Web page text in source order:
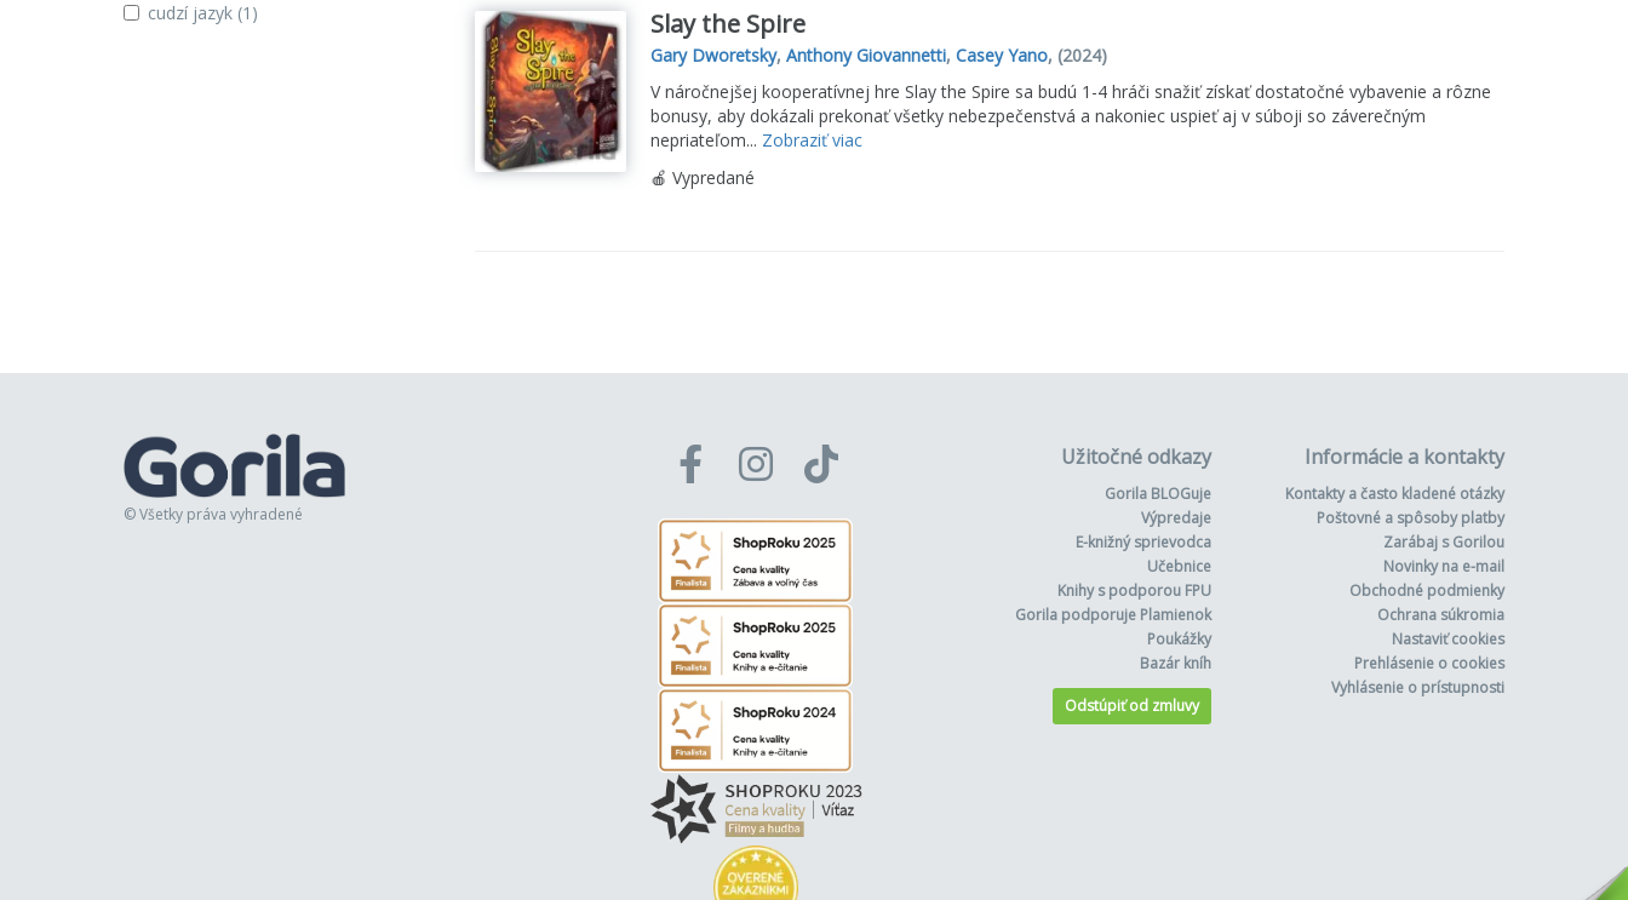
cudzí jazyk (1) Slay the Spire
Gary Dworetsky, Anthony Giovannetti, Casey Yano, (2024)
V náročnejšej kooperatívnej hre Slay the Spire sa budú 1-4 hráči snažiť získať dostatočné vybavenie a rôzne
bonusy, aby dokázali prekonať všetky nebezpečenstvá a nakoniec uspieť aj v súboji so záverečným
nepriateľom... Zobraziť viac
🍎 Vypredané
© Všetky práva vyhradené
Užitočné odkazy
Gorila BLOGuje
Výpredaje
E-knižný sprievodca
Učebnice
Knihy s podporou FPU
Gorila podporuje Plamienok
Poukážky
Bazár kníh
Odstúpiť od zmluvy
Informácie a kontakty
Kontakty a často kladené otázky
Poštovné a spôsoby platby
Zarábaj s Gorilou
Novinky na e-mail
Obchodné podmienky
Ochrana súkromia
Nastaviť cookies
Prehlásenie o cookies
Vyhlásenie o prístupnosti